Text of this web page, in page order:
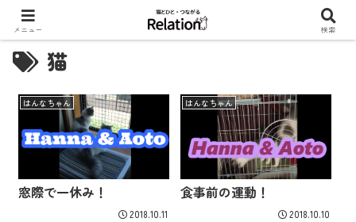
猫
はんなちゃん
窓際で一休み！
2018.10.11
はんなちゃん
食事前の運動！
2018.10.10
メニュー 検索